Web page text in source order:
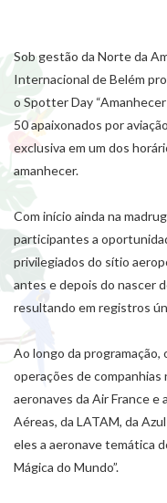
Sob gestão da Norte da
Internacional de Belém
o Spotter Day
50 apaixonados por
exclusiva em um dos
amanhecer.
Com início ainda na
participantes a
privilegiados do sítio
antes e depois do nascer
resultando em registros
Ao longo da
operações de companhias
aeronaves da Air France e
Aéreas, da LATAM, da
eles a aeronave temática
Mágica do Mundo”.